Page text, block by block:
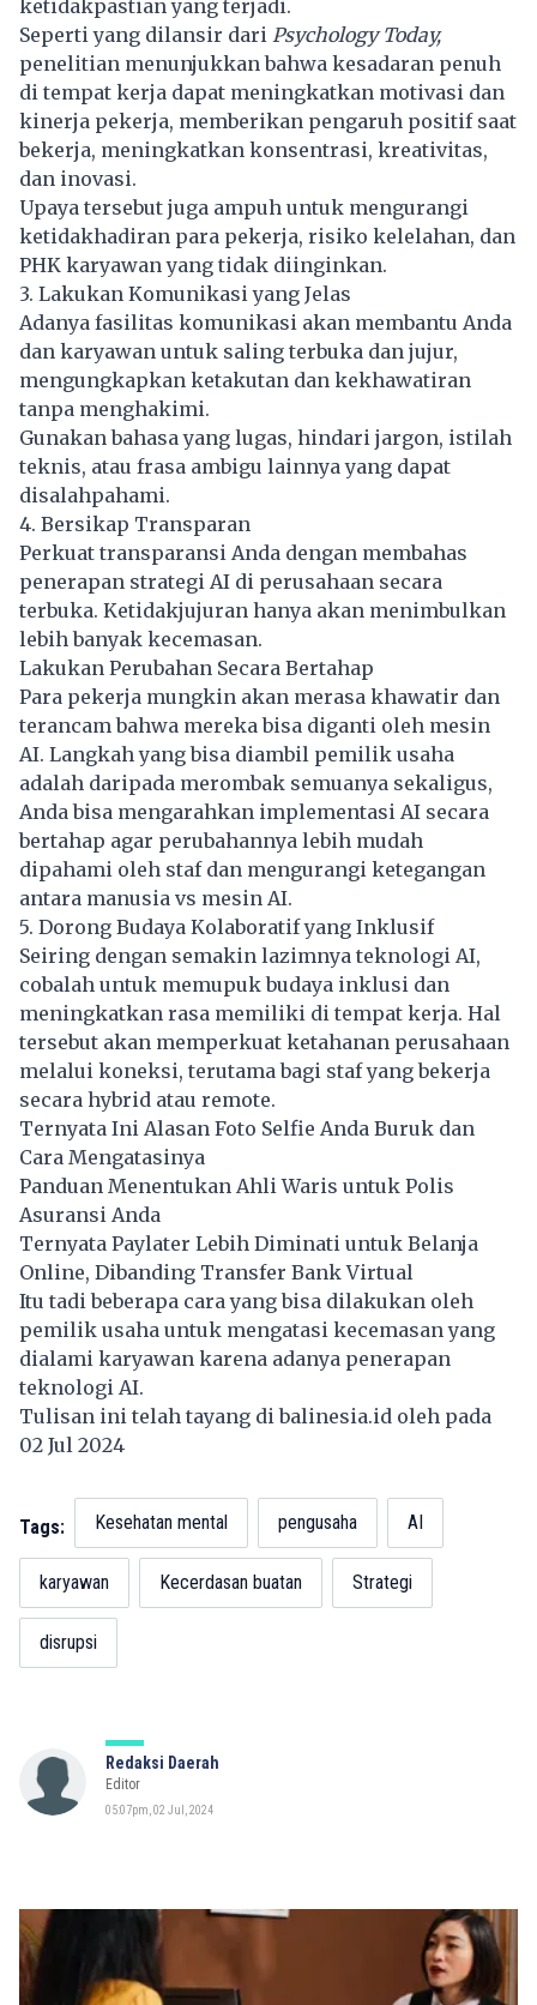
ketidakpastian yang terjadi.
Seperti yang dilansir dari Psychology Today,
penelitian menunjukkan bahwa kesadaran penuh
di tempat kerja dapat meningkatkan motivasi dan
kinerja pekerja, memberikan pengaruh positif saat
bekerja, meningkatkan konsentrasi, kreativitas,
dan inovasi.
Upaya tersebut juga ampuh untuk mengurangi
ketidakhadiran para pekerja, risiko kelelahan, dan
PHK karyawan yang tidak diinginkan.
3. Lakukan Komunikasi yang Jelas
Adanya fasilitas komunikasi akan membantu Anda
dan karyawan untuk saling terbuka dan jujur,
mengungkapkan ketakutan dan kekhawatiran
tanpa menghakimi.
Gunakan bahasa yang lugas, hindari jargon, istilah
teknis, atau frasa ambigu lainnya yang dapat
disalahpahami.
4. Bersikap Transparan
Perkuat transparansi Anda dengan membahas
penerapan strategi AI di perusahaan secara
terbuka. Ketidakjujuran hanya akan menimbulkan
lebih banyak kecemasan.
Lakukan Perubahan Secara Bertahap
Para pekerja mungkin akan merasa khawatir dan
terancam bahwa mereka bisa diganti oleh mesin
AI. Langkah yang bisa diambil pemilik usaha
adalah daripada merombak semuanya sekaligus,
Anda bisa mengarahkan implementasi AI secara
bertahap agar perubahannya lebih mudah
dipahami oleh staf dan mengurangi ketegangan
antara manusia vs mesin AI.
5. Dorong Budaya Kolaboratif yang Inklusif
Seiring dengan semakin lazimnya teknologi AI,
cobalah untuk memupuk budaya inklusi dan
meningkatkan rasa memiliki di tempat kerja. Hal
tersebut akan memperkuat ketahanan perusahaan
melalui koneksi, terutama bagi staf yang bekerja
secara hybrid atau remote.
Ternyata Ini Alasan Foto Selfie Anda Buruk dan
Cara Mengatasinya
Panduan Menentukan Ahli Waris untuk Polis
Asuransi Anda
Ternyata Paylater Lebih Diminati untuk Belanja
Online, Dibanding Transfer Bank Virtual
Itu tadi beberapa cara yang bisa dilakukan oleh
pemilik usaha untuk mengatasi kecemasan yang
dialami karyawan karena adanya penerapan
teknologi AI.
Tulisan ini telah tayang dibalinesia.id oleh pada
02 Jul 2024
Tags: Kesehatan mental pengusaha AI
karyawan Kecerdasan buatan Strategi
disrupsi
Redaksi Daerah
Editor
05:07pm, 02 Jul, 2024